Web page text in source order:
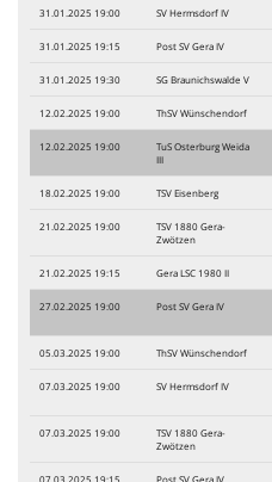
31.01.2025 19:00 SV Hermsdorf IV
31.01.2025 19:15 Post SV Gera IV
31.01.2025 19:30 SG Braunichswalde V
12.02.2025 19:00 ThSV Wünschendorf
12.02.2025 19:00
TuS Osterburg Weida
III
18.02.2025 19:00 TSV Eisenberg
21.02.2025 19:00
TSV 1880 Gera-
Zwötzen
21.02.2025 19:15 Gera LSC 1980 II
27.02.2025 19:00 Post SV Gera IV
05.03.2025 19:00 ThSV Wünschendorf
07.03.2025 19:00 SV Hermsdorf IV
07.03.2025 19:00
TSV 1880 Gera-
Zwötzen
07.03.2025 19:15 Post SV Gera IV